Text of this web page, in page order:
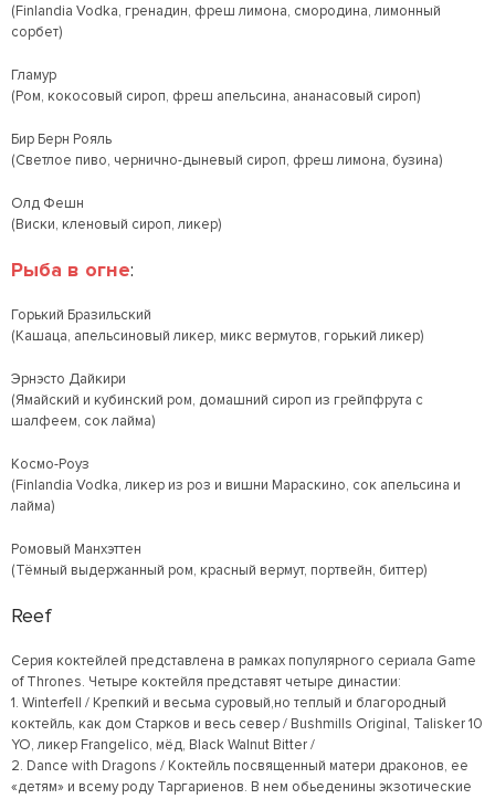
(Finlandia Vodka, гренадин, фреш лимона, смородина, лимонный
сорбет)
Гламур
(Ром, кокосовый сироп, фреш апельсина, ананасовый сироп)
Бир Берн Рояль
(Светлое пиво, чернично-дыневый сироп, фреш лимона, бузина)
Олд Фешн
(Виски, кленовый сироп, ликер)
Рыба в огне:
Горький Бразильский
(Кашаца, апельсиновый ликер, микс вермутов, горький ликер)
Эрнэсто Дайкири
(Ямайский и кубинский ром, домашний сироп из грейпфрута с
шалфеем, сок лайма)
Космо-Роуз
(Finlandia Vodka, ликер из роз и вишни Мараскино, сок апельсина и
лайма)
Ромовый Манхэттен
(Тёмный выдержанный ром, красный вермут, портвейн, биттер)
Reef
Серия коктейлей представлена в рамках популярного сериала Game
of Thrones. Четыре коктейля представят четыре династии:
1. Winterfell / Крепкий и весьма суровый,но теплый и благородный
коктейль, как дом Старков и весь север / Bushmills Original, Talisker 10
YO, ликер Frangelico, мёд, Black Walnut Bitter /
2. Dance with Dragons / Коктейль посвященный матери драконов, ее
«детям» и всему роду Таргариенов. В нем обьеденины экзотические